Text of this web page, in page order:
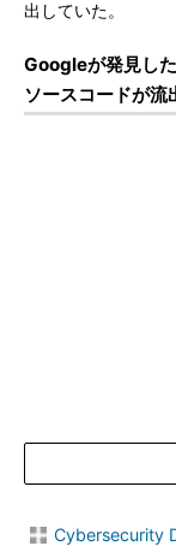
出していた。
Googleが発見し
ソースコードが流
Cybersecurity